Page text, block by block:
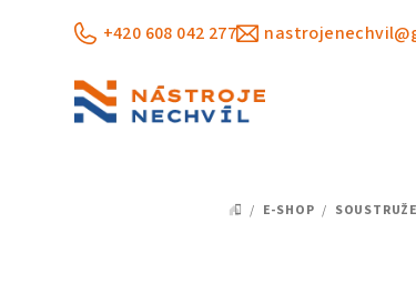
+420 608 042 277
DOMŮ
/ E-SHOP /